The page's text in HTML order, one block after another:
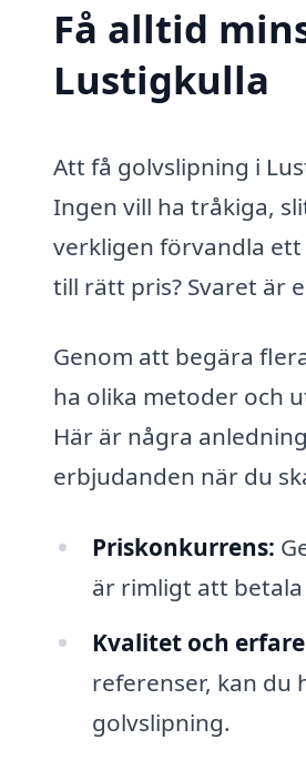
Få alltid
Lustigkulla
Att få golvslipning i
Ingen vill ha tråkiga,
verkligen förvandla
till rätt pris? Svaret är
Genom att begära
ha olika metoder och
Här är några
erbjudanden när du
Priskonkurrens:
är rimligt att
Kvalitet och
referenser, kan
golvslipning.